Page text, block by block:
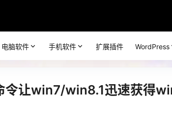
电脑软件 手机软件 扩展插件 WordPress
令让win7/win8.1迅速获得